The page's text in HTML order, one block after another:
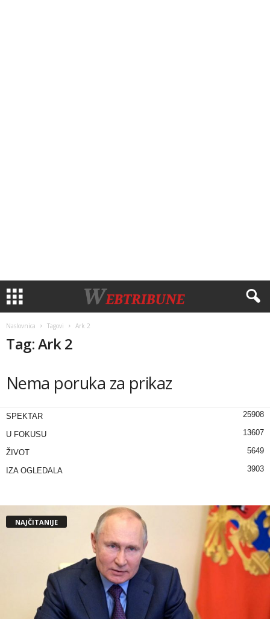
Naslovnica Tagovi Ark 2
Tag: Ark 2
Nema poruka za prikaz
SPEKTAR 25908
U FOKUSU 13607
ŽIVOT 5649
IZA OGLEDALA 3903
NAJČITANIJE